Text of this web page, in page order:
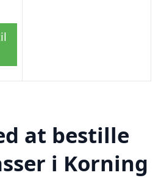
at bestille
i Korning